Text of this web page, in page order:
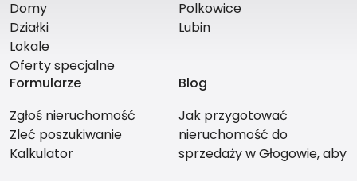
Domy
Działki
Lokale
Oferty specjalne
Polkowice
Lubin
Formularze
Zgłoś nieruchomość
Zleć poszukiwanie
Kalkulator
Blog
Jak przygotować
nieruchomość do
sprzedaży w Głogowie, aby